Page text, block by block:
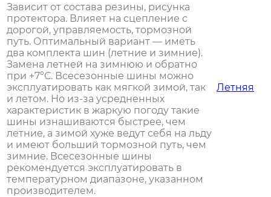
Зависит от состава резины, рисунка
протектора. Влияет на сцепление с
дорогой, управляемость, тормозной
путь. Оптимальный вариант — иметь
два комплекта шин (летние и зимние).
Замена летней на зимнюю и обратно
при +7°С. Всесезонные шины можно
эксплуатировать как мягкой зимой, так
и летом. Но из-за усредненных
характеристик в жаркую погоду такие
шины изнашиваются быстрее, чем
летние, а зимой хуже ведут себя на льду
и имеют больший тормозной путь, чем
зимние. Всесезонные шины
рекомендуется эксплуатировать в
температурном диапазоне, указанном
производителем.
Летняя